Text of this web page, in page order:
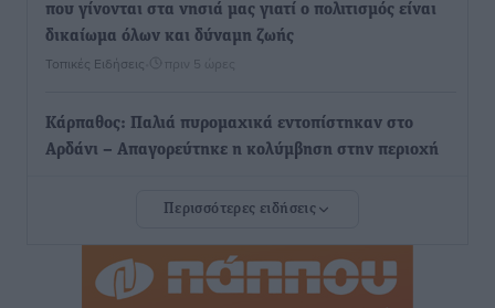
που γίνονται στα νησιά μας γιατί ο πολιτισμός είναι
δικαίωμα όλων και δύναμη ζωής
Τοπικές Ειδήσεις πριν 5 ώρες
Κάρπαθος: Παλιά πυρομαχικά εντοπίστηκαν στο
Αρδάνι – Απαγορεύτηκε η κολύμβηση στην περιοχή
εφησυχασμού» – Σε πλήρη ετοιμότητα ο μηχανισμός
Ειδήσεις• πριν 6 ώρες
Περισσότερες ειδήσεις